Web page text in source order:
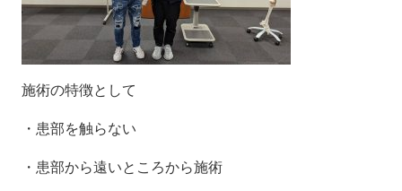
施術の特徴として
・患部を触らない
・患部から遠いところから施術